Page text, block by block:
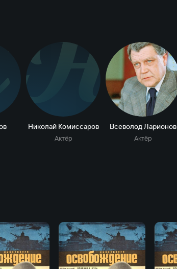
Н
Николай Комиссаров
Актёр
Всеволод Ларионов
Актёр